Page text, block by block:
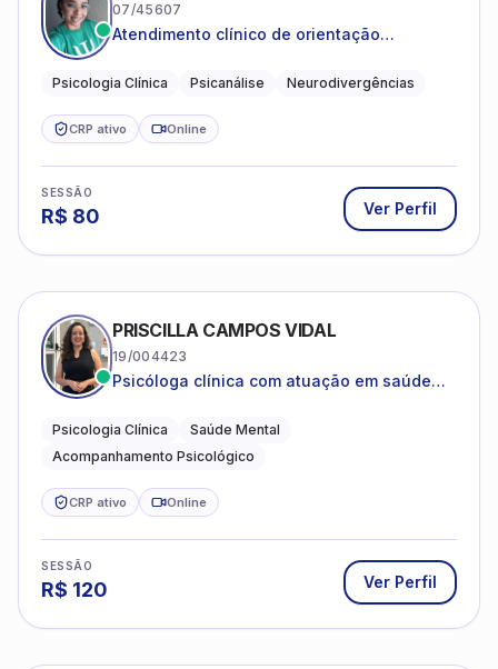
07/45607
Atendimento clínico de orientação
crianças neurotípicas
Psicologia Clínica Psicanálise Neurodivergências
CRP ativo Online
SESSÃO
R$ 80 Ver Perfil
PRISCILLA CAMPOS VIDAL
19/004423
Psicóloga clínica com atuação em saúde
Psicologia Clínica
Saúde Mental
Acompanhamento Psicológico
CRP ativo Online
SESSÃO
R$ 120 Ver Perfil